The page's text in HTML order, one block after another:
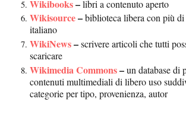
Wikibooks–libri a contenuto aperto
Wikisource–biblioteca libera con più
italiano
WikiNews–scrivere articoli che tutti
scaricare
Wikimedia Commons–un database
contenuti multimediali di libero uso
categorie per tipo, provenienza, autor